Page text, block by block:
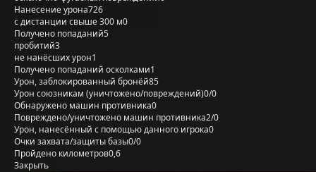
Нанесение урона726
с дистанции свыше 300 м0
Получено попаданий5
пробитий3
не нанёсших урон1
Получено попаданий осколками1
Урон, заблокированный бронёй85
Урон союзникам (уничтожено/повреждений)0/0
Обнаружено машин противника0
Повреждено/уничтожено машин противника2/0
Урон, нанесённый с помощью данного игрока0
Очки захвата/защиты базы0/0
Пройдено километров0,6
Закрыть